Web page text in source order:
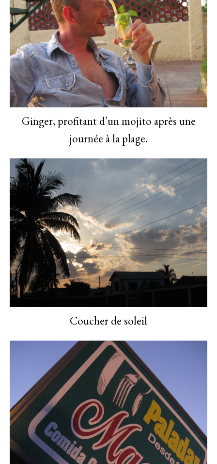
Ginger, profitant d’un mojito après une
journée à la plage.
Coucher de soleil